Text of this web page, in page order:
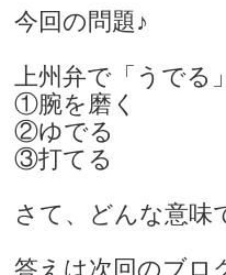
今回の問題♪
上州弁で「うでる
①腕を磨く
②ゆでる
③打てる
さて、どんな意味
答えは次回のブロ